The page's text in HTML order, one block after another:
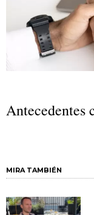
Antecedentes
MIRA TAMBIÉN